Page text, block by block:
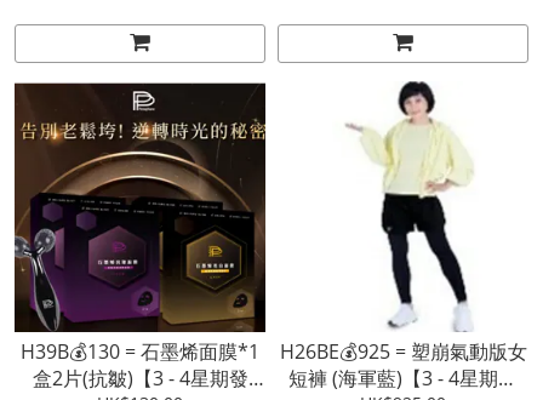
H39B💰130 = 石墨烯面膜*1
盒2片(抗皺)【3 - 4星期發
H26BE💰925 = 塑崩氣動版女
短褲 (海軍藍)【3 - 4星期發